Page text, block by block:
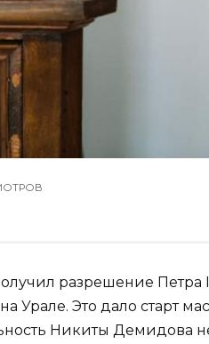
разрешение Петра
Урале. Это дало старт
Никиты Демидова